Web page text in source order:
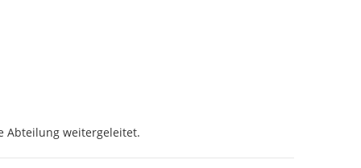
Abteilung weitergeleitet.